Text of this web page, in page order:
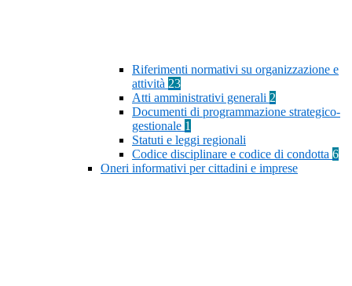
Riferimenti normativi su organizzazione e
attività 23
Atti amministrativi generali 2
Documenti di programmazione strategico-
gestionale 1
Statuti e leggi regionali
Codice disciplinare e codice di condotta 6
Oneri informativi per cittadini e imprese